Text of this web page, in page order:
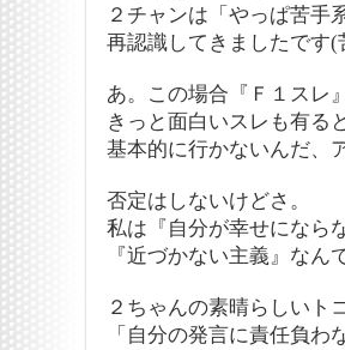
２チャンは「やっぱ苦手
再認識してきましたです(
あ。この場合『Ｆ１スレ
きっと面白いスレも有る
基本的に行かないんだ、
否定はしないけどさ。
私は『自分が幸せになら
『近づかない主義』なん
２ちゃんの素晴らしいト
「自分の発言に責任負わ